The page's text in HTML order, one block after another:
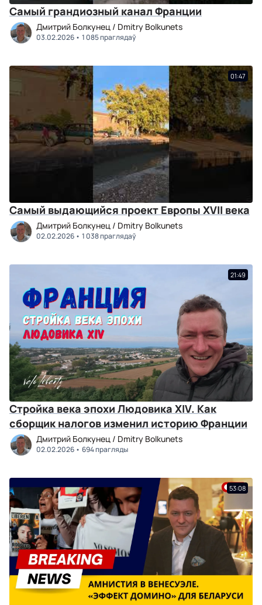
Самый грандиозный канал Франции
Дмитрий Болкунец / Dmitry Bolkunets
03.02.2026 1 085 праглядаў
01:47
Самый выдающийся проект Европы XVII века
Дмитрий Болкунец / Dmitry Bolkunets
02.02.2026 1 038 праглядаў
21:49
Стройка века эпохи Людовика XIV. Как
сборщик налогов изменил историю Франции
Дмитрий Болкунец / Dmitry Bolkunets
02.02.2026 694 прагляды
53:08